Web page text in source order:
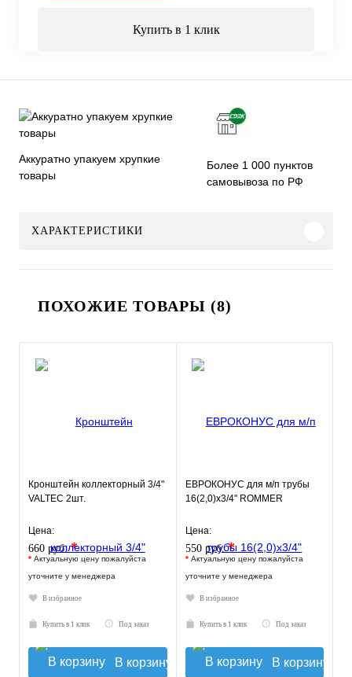
Купить в 1 клик
Аккуратно упакуем хрупкие
товары
Более 1 000 пунктов
самовывоза по РФ
ХАРАКТЕРИСТИКИ
ПОХОЖИЕ ТОВАРЫ (8)
Кронштейн коллекторный 3/4"
VALTEC 2шт.
Цена:
660 руб.*
* Актуальную цену пожалуйста
уточните у менеджера
В избранное
Купить в 1 клик Под заказ
В корзину
ЕВРОКОНУС для м/п трубы
16(2,0)x3/4" ROMMER
Цена:
550 руб.*
* Актуальную цену пожалуйста
уточните у менеджера
В избранное
Купить в 1 клик Под заказ
В корзину